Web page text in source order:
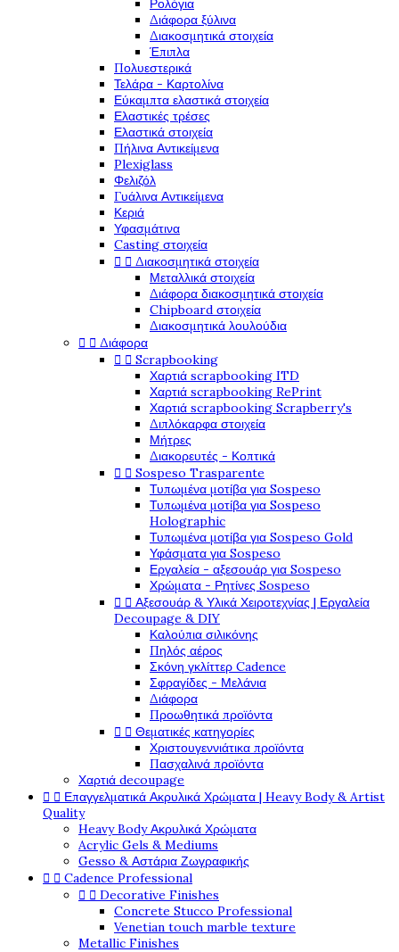
Ρολόγια
Διάφορα ξύλινα
Διακοσμητικά στοιχεία
Έπιπλα
Πολυεστερικά
Τελάρα - Καρτολίνα
Εύκαμπτα ελαστικά στοιχεία
Ελαστικές τρέσες
Ελαστικά στοιχεία
Πήλινα Αντικείμενα
Plexiglass
Φελιζόλ
Γυάλινα Αντικείμενα
Κεριά
Υφασμάτινα
Casting στοιχεία
  Διακοσμητικά στοιχεία
Μεταλλικά στοιχεία
Διάφορα διακοσμητικά στοιχεία
Chipboard στοιχεία
Διακοσμητικά λουλούδια
  Διάφορα
  Scrapbooking
Χαρτιά scrapbooking ITD
Χαρτιά scrapbooking RePrint
Χαρτιά scrapbooking Scrapberry's
Διπλόκαρφα στοιχεία
Μήτρες
Διακορευτές - Κοπτικά
  Sospeso Trasparente
Τυπωμένα μοτίβα για Sospeso
Τυπωμένα μοτίβα για Sospeso
Holographic
Τυπωμένα μοτίβα για Sospeso Gold
Υφάσματα για Sospeso
Εργαλεία - αξεσουάρ για Sospeso
Χρώματα - Ρητίνες Sospeso
  Αξεσουάρ & Υλικά Χειροτεχνίας | Εργαλεία
Decoupage & DIY
Καλούπια σιλικόνης
Πηλός αέρος
Σκόνη γκλίττερ Cadence
Σφραγίδες - Μελάνια
Διάφορα
Προωθητικά προϊόντα
  Θεματικές κατηγορίες
Χριστουγεννιάτικα προϊόντα
Πασχαλινά προϊόντα
Χαρτιά decoupage
  Επαγγελματικά Ακρυλικά Χρώματα | Heavy Body & Artist
Quality
Heavy Body Ακρυλικά Χρώματα
Acrylic Gels & Mediums
Gesso & Αστάρια Ζωγραφικής
  Cadence Professional
  Decorative Finishes
Concrete Stucco Professional
Venetian touch marble texture
Metallic Finishes